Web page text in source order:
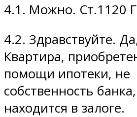
4.1. Можно. Ст.1120
4.2. Здравствуйте.
Квартира,
помощи ипотеки, не
собственность
находится в залоге.